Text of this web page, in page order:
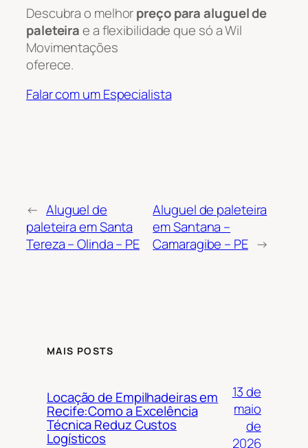
Descubra o melhorpreço para aluguel de
paleteirae a flexibilidade que só a Wil
Movimentações
oferece.
Falar com um Especialista
← Aluguel de
paleteira em Santa
Tereza – Olinda – PE
Aluguel de paleteira
em Santana –
Camaragibe – PE →
MAIS POSTS
Locação de Empilhadeiras em
Recife:Como a Excelência
Técnica Reduz Custos
Logísticos
13 de
maio
de
2026